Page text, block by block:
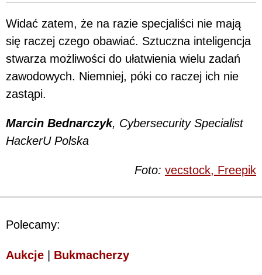
Widać zatem, że na razie specjaliści nie mają
się raczej czego obawiać. Sztuczna inteligencja
stwarza możliwości do ułatwienia wielu zadań
zawodowych. Niemniej, póki co raczej ich nie
zastąpi.
Marcin Bednarczyk, Cybersecurity Specialist
HackerU Polska
Foto: vecstock, Freepik
Polecamy:
Aukcje Bukmacherzy